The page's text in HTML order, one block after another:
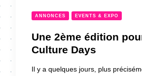
ANNONCES EVENTS & EXPO
Une 2ème édition
Culture Days
Il y a quelques jours, plus